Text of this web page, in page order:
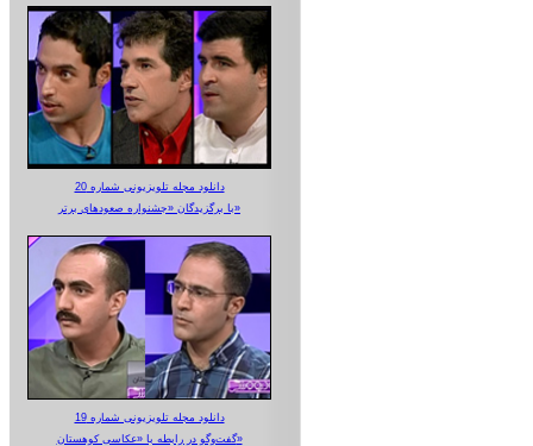
دانلود مجله تلویزیونی شماره 20
با برگزیدگان «جشنواره صعودهای برتر»
دانلود مجله تلویزیونی شماره 19
گفت‌وگو در رابطه با «عکاسی کوهستان»